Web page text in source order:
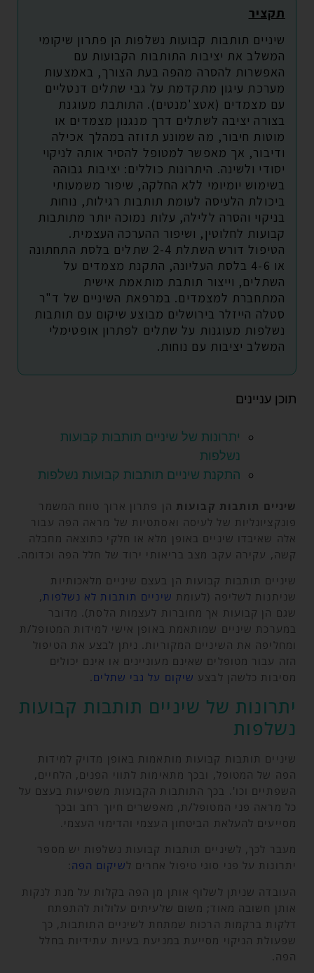
תקציר
שיניים תותבות קבועות נשלפות הן פתרון שיקומי
המשלב את יציבות התותבות הקבועות עם
האפשרות להסרה מהפה בעת הצורך, באמצעות
מערכת עיגון מתקדמת על גבי שתלים דנטליים
עם מצמדים (אטצ'מנטים). התותבת מעוגנת
בצורה יציבה לשתלים דרך מנגנון מצמדים או
מוטות חיבור, מה שמונע תזוזה במהלך אכילה
ודיבור, אך מאפשר למטופל להסיר אותה לניקוי
יסודי ולשינה. היתרונות כוללים: יציבות גבוהה
בשימוש יומיומי ללא החלקה, שיפור משמעותי
ביכולת הלעיסה לעומת תותבות רגילות, נוחות
בניקוי והסרה ללילה, עלות נמוכה יותר מתותבות
קבועות לחלוטין, ושיפור ההערכה העצמית.
הטיפול דורש השתלת 2-4 שתלים בלסת התחתונה
או 4-6 בלסת העליונה, התקנת מצמדים על
השתלים, וייצור תותבת מותאמת אישית
המתחברת למצמדים. במרפאת השיניים של ד"ר
סטלה הייזלר בירושלים מבוצע שיקום עם תותבות
נשלפות מעוגנות על שתלים לפתרון אופטימלי
המשלב יציבות עם נוחות.
תוכן עניינים
יתרונות של שיניים תותבות קבועות
נשלפות
התקנת שיניים תותבות קבועות נשלפות
שיניים תותבות קבועות הן פתרון ארוך טווח המשמר
פונקציונליות של לעיסה ואסתטיות של מראה הפה עבור
אלה שאיבדו שיניים באופן מלא או חלקי כתוצאה מחבלה
קשה, עקירה עקב מצב בריאותי ירוד של חלל הפה וכדומה.
שיניים תותבות קבועות הן בעצם שיניים מלאכותיות
שניתנות לשליפה (לעומת שיניים תותבות לא נשלפות,
שגם הן קבועות אך מחוברות לעצמות הלסת). מדובר
במערכת שיניים שמותאמת באופן אישי למידות המטופל/ת
ומחליפה את השיניים המקוריות. ניתן לבצע את הטיפול
הזה עבור מטופלים שאינם מעוניינים או אינם יכולים
מסיבות כלשהן לבצע שיקום על גבי שתלים
יתרונות של שיניים תותבות קבועות
נשלפות
שיניים תותבות קבועות מותאמות באופן מדויק למידות
הפה של המטופל, ובכך מתאימות לתווי הפנים, הלחיים,
השפתיים וכו'. בכך התותבות הקבועות משפיעות בעצם על
כל מראה פני המטופל/ת, מאפשרים חיוך רחב ובכך
מסייעים להעלאת הביטחון העצמי והדימוי העצמי.
מעבר לכך, לשיניים תותבות קבועות נשלפות יש מספר
יתרונות על פני סוגי טיפול אחרים לשיקום הפה
העובדה שניתן לשלוף אותן מן הפה בקלות על מנת לנקות
אותן חשובה מאוד; משום שלעיתים עלולות להתפתח
דלקות ברקמות הרכות שמתחת לשיניים התותבות, כך
שפעולת הניקוי מסייעת במניעת בעיות עתידיות בחלל
הפה.